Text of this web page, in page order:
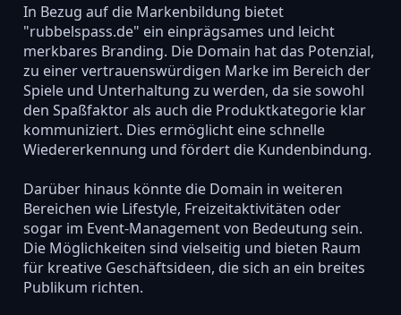
In Bezug auf die Markenbildung bietet
"rubbelspass.de" ein einprägsames und leicht
merkbares Branding. Die Domain hat das Potenzial,
zu einer vertrauenswürdigen Marke im Bereich der
Spiele und Unterhaltung zu werden, da sie sowohl
den Spaßfaktor als auch die Produktkategorie klar
kommuniziert. Dies ermöglicht eine schnelle
Wiedererkennung und fördert die Kundenbindung.
Darüber hinaus könnte die Domain in weiteren
Bereichen wie Lifestyle, Freizeitaktivitäten oder
sogar im Event-Management von Bedeutung sein.
Die Möglichkeiten sind vielseitig und bieten Raum
für kreative Geschäftsideen, die sich an ein breites
Publikum richten.